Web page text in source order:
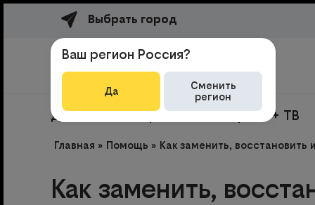
Выбрать город
Домашний интернет Интернет + ТВ
Главная » Помощь » Как заменить, восстановить
Как заменить,
Ваш регион Россия?
Да
Сменить
регион